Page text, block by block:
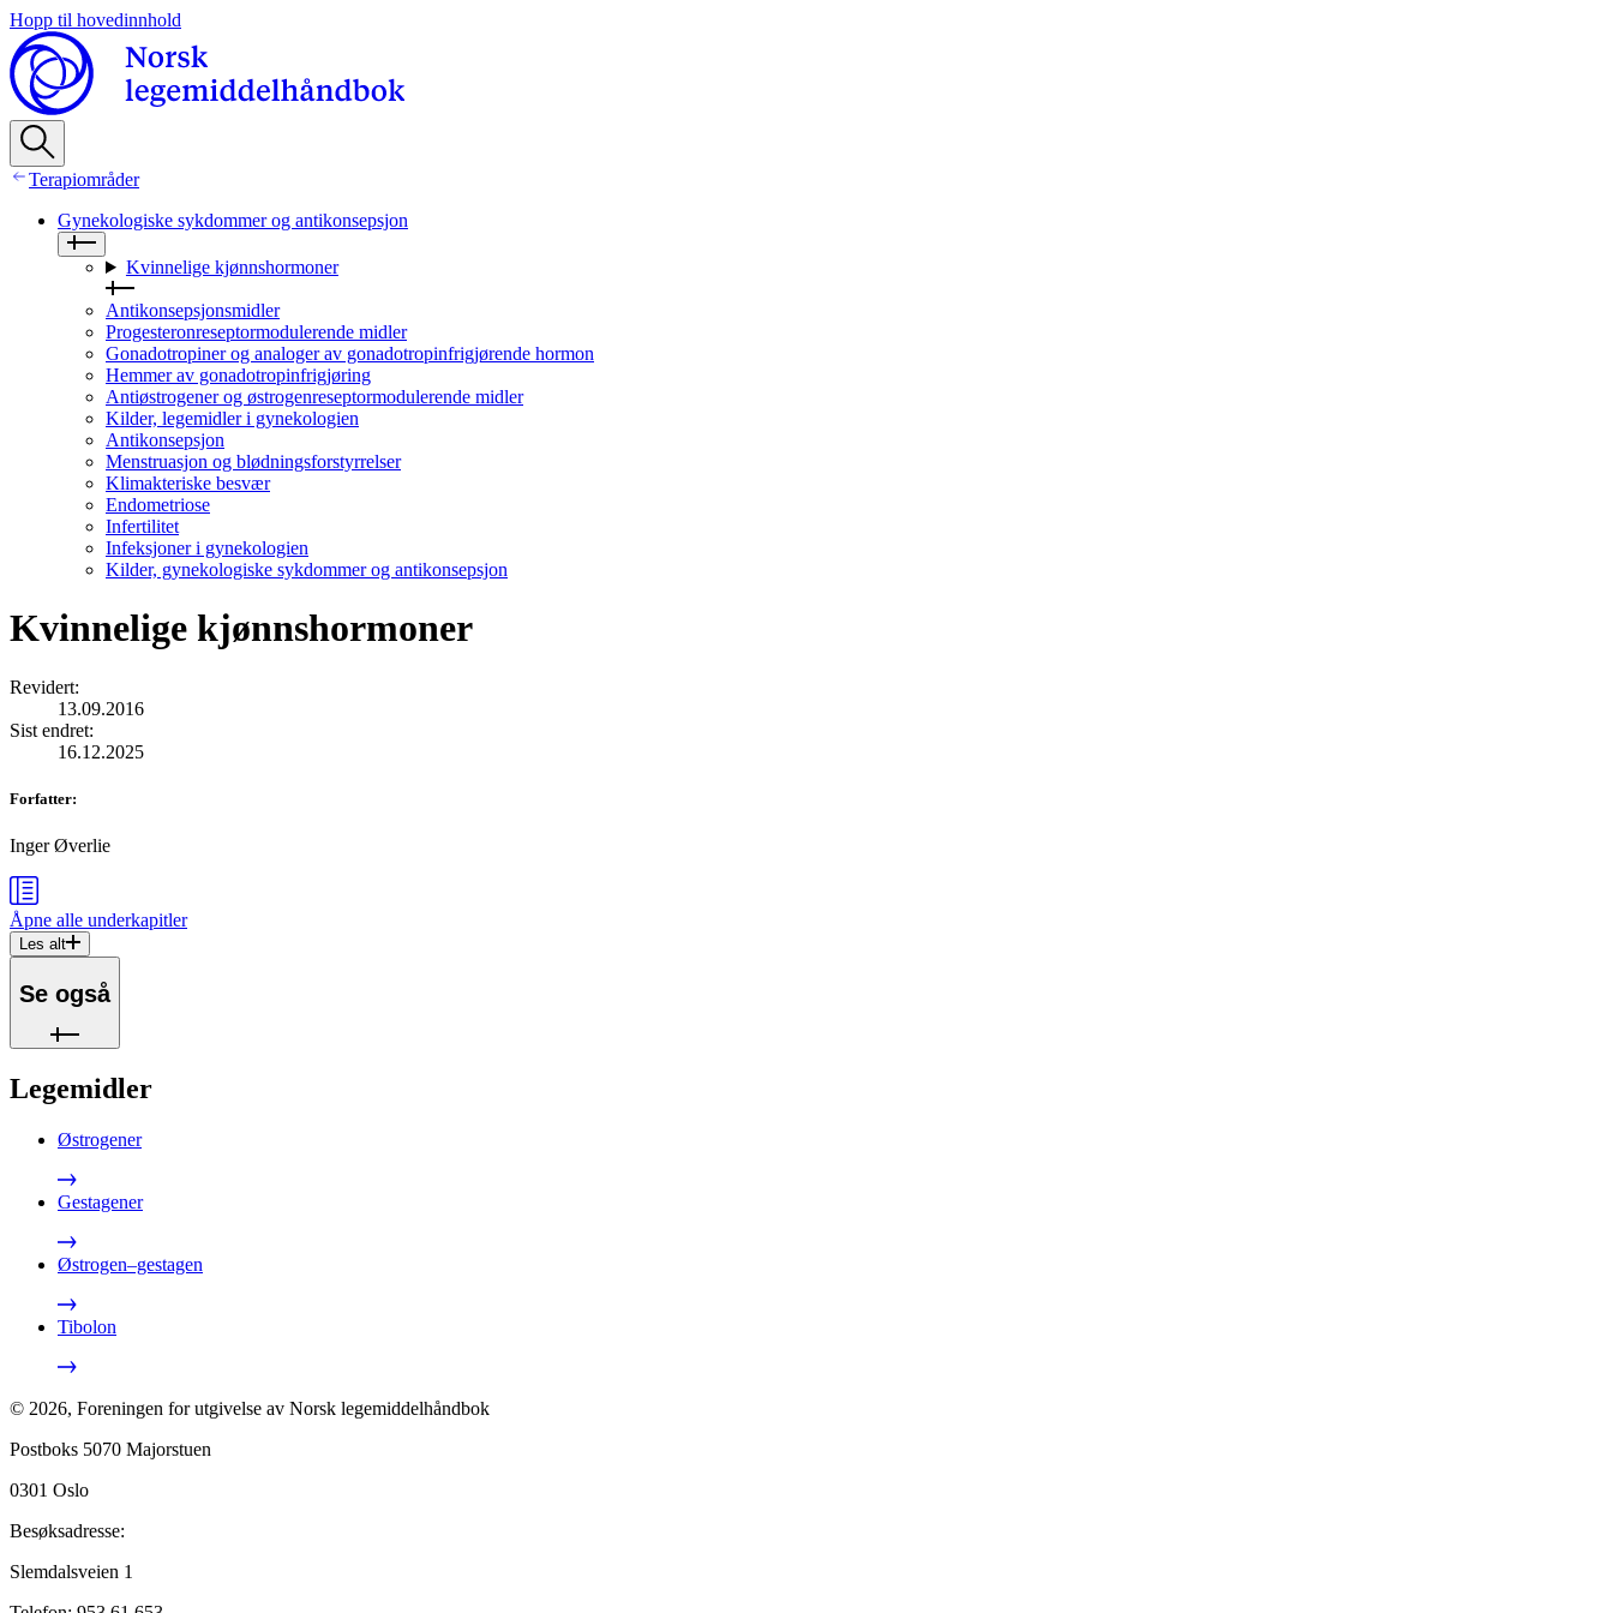
Hopp til hovedinnhold
Terapiområder
Gynekologiske sykdommer og antikonsepsjon
Kvinnelige kjønnshormoner
Antikonsepsjonsmidler
Progesteronreseptormodulerende midler
Gonadotropiner og analoger av gonadotropinfrigjørende hormon
Hemmer av gonadotropinfrigjøring
Antiøstrogener og østrogenreseptormodulerende midler
Kilder, legemidler i gynekologien
Antikonsepsjon
Menstruasjon og blødningsforstyrrelser
Klimakteriske besvær
Endometriose
Infertilitet
Infeksjoner i gynekologien
Kilder, gynekologiske sykdommer og antikonsepsjon
Kvinnelige kjønnshormoner
Revidert:
13.09.2016
Sist endret:
16.12.2025
Forfatter:
Inger Øverlie
Åpne alle underkapitler
Les alt
Se også
Legemidler
Østrogener
Gestagener
Østrogen–gestagen
Tibolon
© 2026, Foreningen for utgivelse av Norsk legemiddelhåndbok
Postboks 5070 Majorstuen
0301 Oslo
Besøksadresse:
Slemdalsveien 1